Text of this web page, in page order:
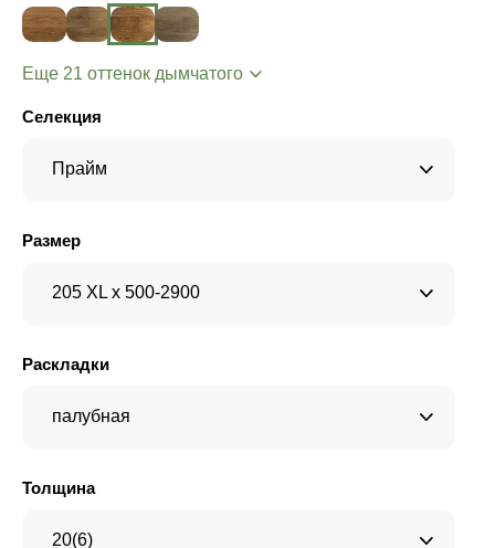
Еще 21 оттенок дымчатого
Селекция
Прайм
Размер
205 XL x 500-2900
Раскладки
палубная
Толщина
20(6)